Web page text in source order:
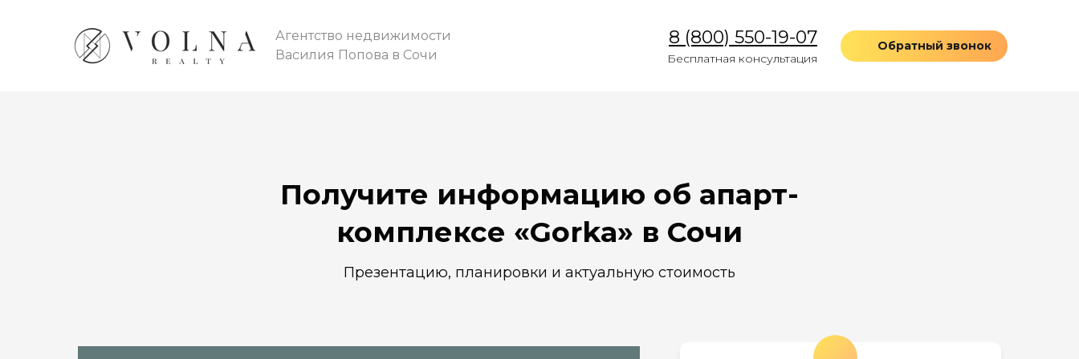
Агентство недвижимости
Василия Попова в Сочи
8 (800) 550-19-07
Бесплатная консультация
Обратный звонок
Получите информацию об апарт-
комплексе «Gorka» в Сочи
Презентацию, планировки и актуальную стоимость